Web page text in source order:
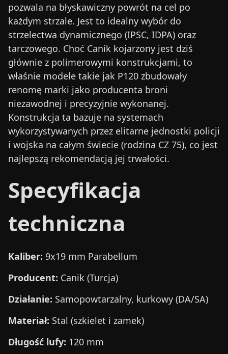
pozwala na błyskawiczny powrót na cel po
każdym strzale. Jest to idealny wybór do
strzelectwa dynamicznego (IPSC, IDPA) oraz
tarczowego. Choć Canik kojarzony jest dziś
głównie z polimerowymi konstrukcjami, to
właśnie modele takie jak P120 zbudowały
renomę marki jako producenta broni
niezawodnej i precyzyjnie wykonanej.
Konstrukcja ta bazuje na systemach
wykorzystywanych przez elitarne jednostki policji
i wojska na całym świecie (rodzina CZ 75), co jest
najlepszą rekomendacją jej trwałości.
Specyfikacja
techniczna
Kaliber: 9x19 mm Parabellum
Producent: Canik (Turcja)
Działanie: Samopowtarzalny, kurkowy (DA/SA)
Materiał: Stal (szkielet i zamek)
Długość lufy: 120 mm